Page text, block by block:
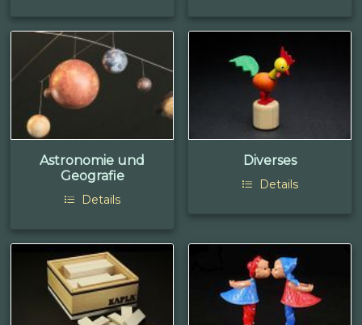
Astronomie und
Geografie
Details
Diverses
Details